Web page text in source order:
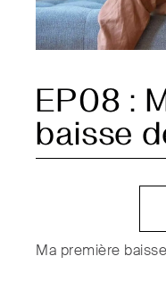
EP08 :
baisse
Ma première